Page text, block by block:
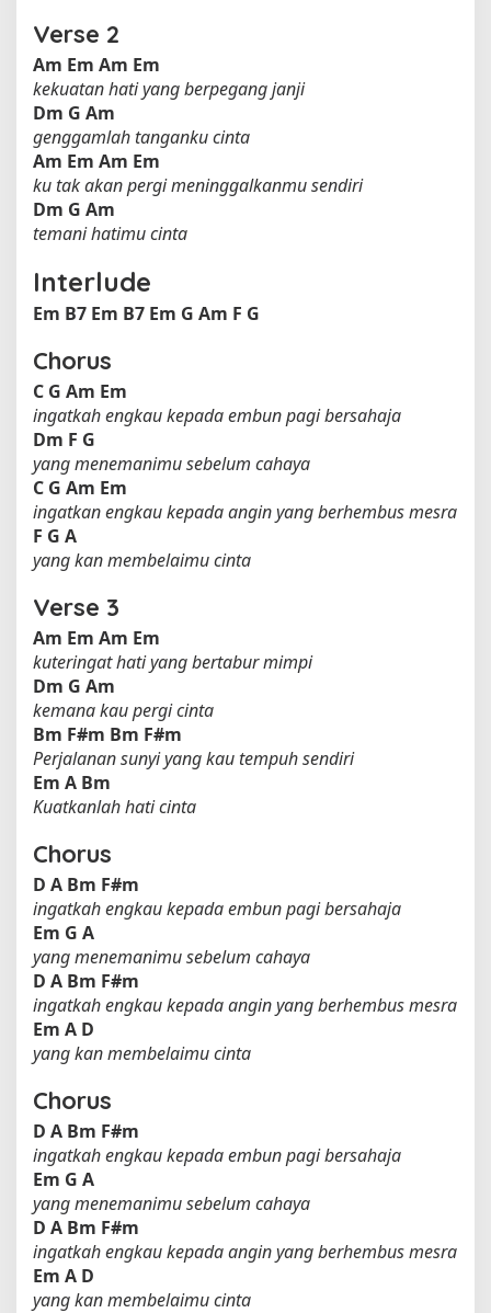
Verse 2
Am Em Am Em
kekuatan hati yang berpegang janji
Dm G Am
genggamlah tanganku cinta
Am Em Am Em
ku tak akan pergi meninggalkanmu sendiri
Dm G Am
temani hatimu cinta
Interlude
Em B7 Em B7 Em G Am F G
Chorus
C G Am Em
ingatkah engkau kepada embun pagi bersahaja
Dm F G
yang menemanimu sebelum cahaya
C G Am Em
ingatkan engkau kepada angin yang berhembus mesra
F G A
yang kan membelaimu cinta
Verse 3
Am Em Am Em
kuteringat hati yang bertabur mimpi
Dm G Am
kemana kau pergi cinta
Bm F#m Bm F#m
Perjalanan sunyi yang kau tempuh sendiri
Em A Bm
Kuatkanlah hati cinta
Chorus
D A Bm F#m
ingatkah engkau kepada embun pagi bersahaja
Em G A
yang menemanimu sebelum cahaya
D A Bm F#m
ingatkah engkau kepada angin yang berhembus mesra
Em A D
yang kan membelaimu cinta
Chorus
D A Bm F#m
ingatkah engkau kepada embun pagi bersahaja
Em G A
yang menemanimu sebelum cahaya
D A Bm F#m
ingatkah engkau kepada angin yang berhembus mesra
Em A D
yang kan membelaimu cinta